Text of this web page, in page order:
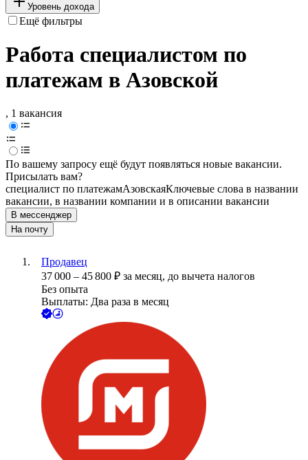
Уровень дохода
Ещё фильтры
Работа специалистом по
платежам в Азовской
, 1 вакансия
По вашему запросу ещё будут появляться новые вакансии.
Присылать вам?
специалист по платежамАзовскаяКлючевые слова в названии
вакансии, в названии компании и в описании вакансии
В мессенджер
На почту
Продавец
37 000 – 45 800 ₽ за месяц, до вычета налогов
Без опыта
Выплаты: Два раза в месяц